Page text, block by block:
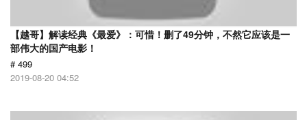
【越哥】解读经典《最爱》：可惜！删了49分钟，不然它应该是一
部伟大的国产电影！
# 499
2019-08-20 04:52